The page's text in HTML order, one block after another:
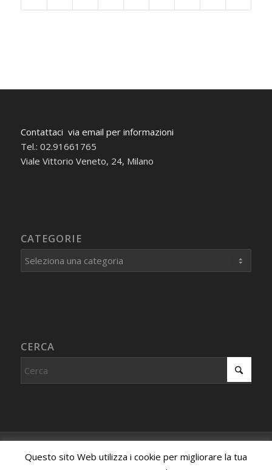
Contattaci via email per informazioni
Tel.: 02.91661765
Viale Vittorio Veneto, 24, Milano
CATEGORIE
Categorie
CERCA
- Associazione riconosciuta, iscritta al registro dell'associazionismo
Questo sito Web utilizza i cookie per migliorare la tua